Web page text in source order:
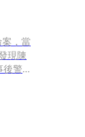
，當
現陳
警方